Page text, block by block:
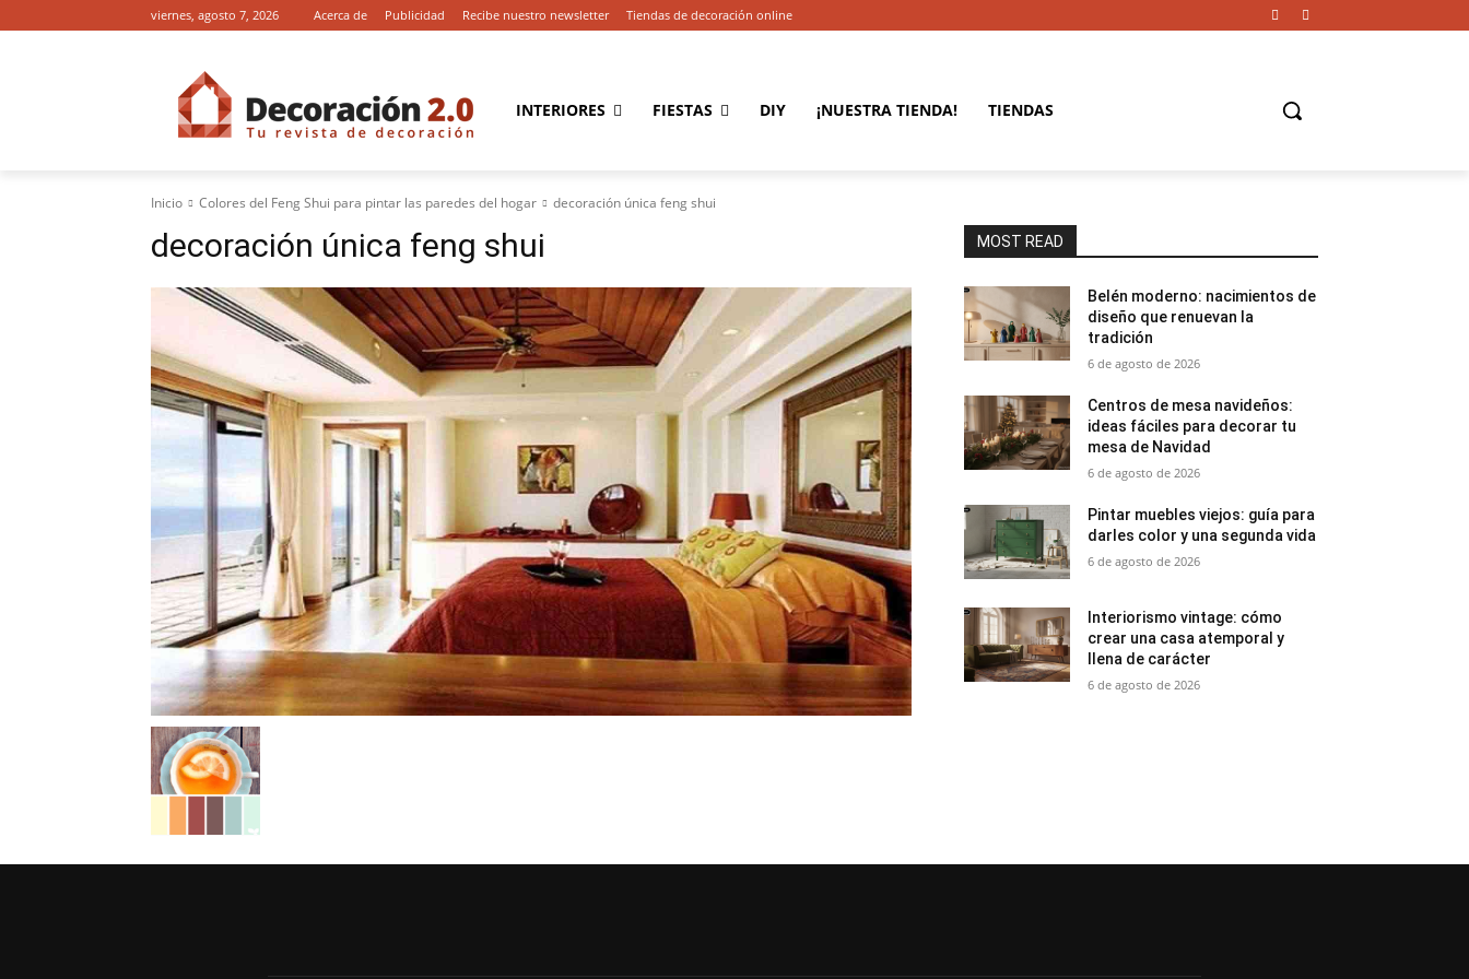
viernes, agosto 7, 2026 Acerca de Publicidad Recibe nuestro newsletter Tiendas de decoración online
INTERIORES FIESTAS DIY ¡NUESTRA TIENDA! TIENDAS
Inicio Colores del Feng Shui para pintar las paredes del hogar decoración única feng shui
decoración única feng shui MOST READ
Belén moderno: nacimientos de
diseño que renuevan la
tradición
6 de agosto de 2026
Centros de mesa navideños:
ideas fáciles para decorar tu
mesa de Navidad
6 de agosto de 2026
Pintar muebles viejos: guía para
darles color y una segunda vida
6 de agosto de 2026
Interiorismo vintage: cómo
crear una casa atemporal y
llena de carácter
6 de agosto de 2026